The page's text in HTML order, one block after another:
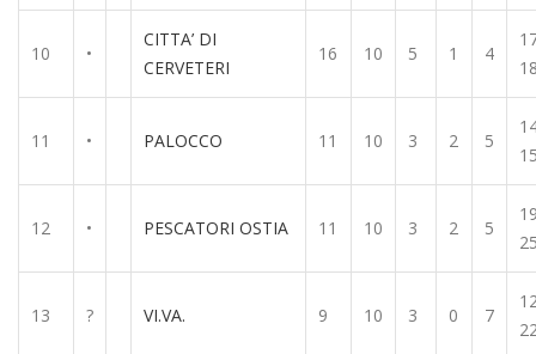
10 •
CITTA’ DI
CERVETERI
16 10 5 1 4
11 • PALOCCO 11 10 3 2 5
12 • PESCATORI OSTIA 11 10 3 2 5
13 ? VI.VA. 9 10 3 0 7